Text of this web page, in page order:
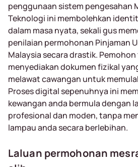
penggunaan sistem pengesahan
Teknologi ini membolehkan
dalam masa nyata, sekali gus
penilaian permohonan Pinjaman
Malaysia secara drastik.
menyediakan dokumen fizikal
melawat cawangan untuk
Proses digital sepenuhnya ini
kewangan anda bermula dengan
profesional dan moden, tanpa
lampau anda secara berlebihan.
Laluan permohonan